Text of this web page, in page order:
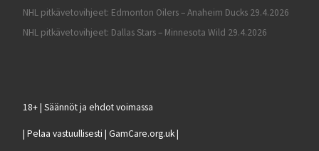
NHL pitkävetovihjeet: Edmonton Oilers – Anaheim Ducks 29.4.2026
NHL pitkävetovihjeet: Dallas Stars – Minnesota Wild 29.4.2026
18+ | Säännöt ja ehdot voimassa
| Pelaa vastuullisesti | GamCare.org.uk |